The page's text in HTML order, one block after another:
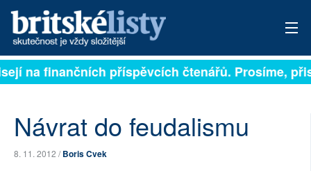
PŘIHLÁSIT
ARCHIV
na finančních příspěvcích čtenářů. Prosíme,
Návrat do feudalismu
8. 11. 2012 /Boris Cvek